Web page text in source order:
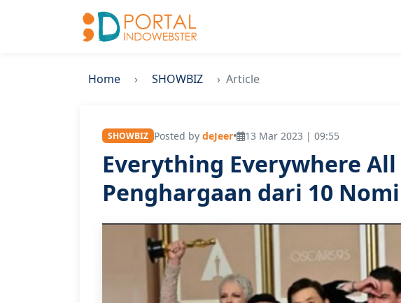
Home SHOWBIZ Article
SHOWBIZ Posted by deJeer• 13 Mar 2023 | 09:55
Everything Everywhere
Penghargaan dari 10